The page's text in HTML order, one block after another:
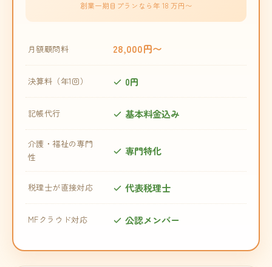
創業一期目プランなら年 18 万円〜
月額顧問料 28,000円〜
決算料（年1回） 0円
記帳代行 基本料金込み
介護・福祉の専門
性
専門特化
税理士が直接対応 代表税理士
MFクラウド対応 公認メンバー